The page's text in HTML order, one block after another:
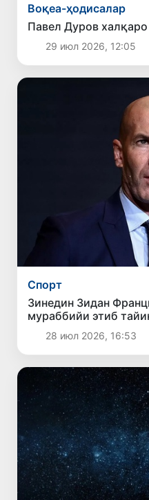
Воқеа-ҳодисалар
Павел Дуров
29 июл 2026, 12:05
Спорт
Зинедин Зидан
мураббийи этиб
28 июл 2026, 16:53